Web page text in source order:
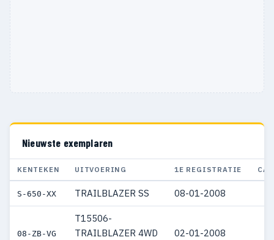
Nieuwste exemplaren
KENTEKEN UITVOERING 1E REGISTRATIE
S-650-XX TRAILBLAZER SS 08-01-2008
08-ZB-VG
T15506-
TRAILBLAZER 4WD
02-01-2008